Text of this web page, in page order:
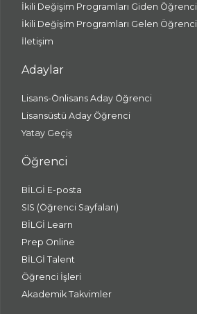
İkili Değişim Programları Giden Öğrenci
İkili Değişim Programları Gelen Öğrenci
İletişim
Adaylar
Lisans-Önlisans Aday Öğrenci
Lisansüstü Aday Öğrenci
Yatay Geçiş
Öğrenci
BİLGİ E-posta
SIS (Öğrenci Sayfaları)
BİLGİ Learn
Prep Online
BİLGİ Talent
Öğrenci İşleri
Akademik Takvimler